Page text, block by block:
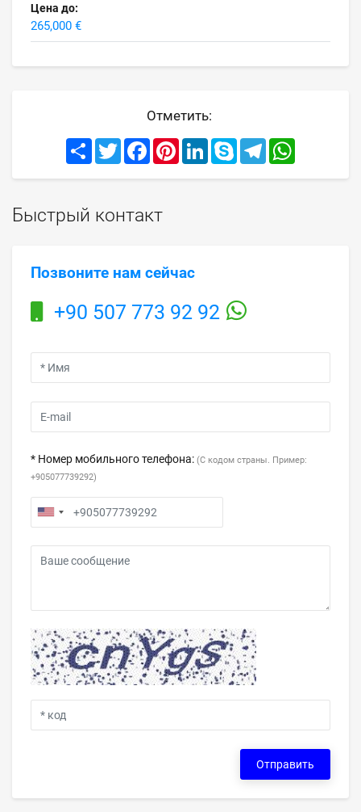
Цена до:
265,000 €
Отметить:
Share TwitterFacebookPinterestLinkedInSkype Telegram
Быстрый контакт
Позвоните нам сейчас
+90 507 773 92 92
* Номер мобильного телефона: (С кодом страны. Пример:
+905077739292)
Отправить